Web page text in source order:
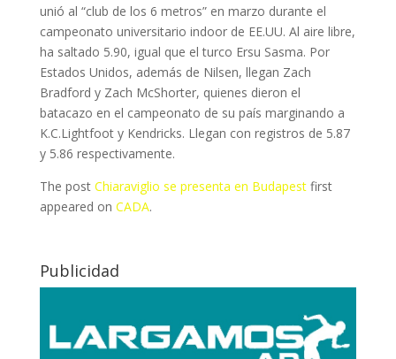
unió al “club de los 6 metros” en marzo durante el
campeonato universitario indoor de EE.UU. Al aire libre,
ha saltado 5.90, igual que el turco Ersu Sasma. Por
Estados Unidos, además de Nilsen, llegan Zach
Bradford y Zach McShorter, quienes dieron el
batacazo en el campeonato de su país marginando a
K.C.Lightfoot y Kendricks. Llegan con registros de 5.87
y 5.86 respectivamente.
The post Chiaraviglio se presenta en Budapestfirst
appeared on CADA.
Publicidad